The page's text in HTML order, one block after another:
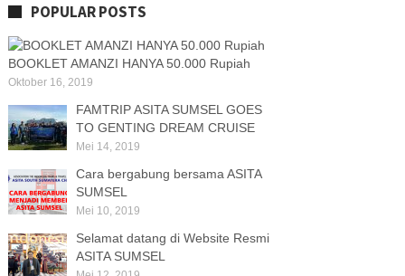
POPULAR POSTS
BOOKLET AMANZI HANYA 50.000 Rupiah
Oktober 16, 2019
FAMTRIP ASITA SUMSEL GOES
TO GENTING DREAM CRUISE
Mei 14, 2019
Cara bergabung bersama ASITA
SUMSEL
Mei 10, 2019
Selamat datang di Website Resmi
ASITA SUMSEL